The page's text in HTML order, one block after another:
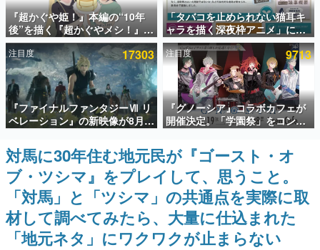
アプリセール情報
インタビュー
連載・特集一覧
殿堂入り記事
SNS拡散数が数千以上！ ページビュー数万以上！ などな
ど。多くの人々に読まれた、電ファミ渾身の“殿堂入り”記
事をまとめました。
ゲームの企画書
名作ゲームクリエイターの方々に製作時のエピソードをお
聞きし、ヒットする企画（ゲーム）とは何か？を探ってい
きます。
赫本
この物語を解いてはいけない。『赫本』は、〈試験問題〉
の形をした短編ホラー小説集です。
『超かぐや姫！』本編の“10年
後”を描く『超かぐやメシ！』
Web連載決定。新たなWebマン
ガレーベル「ビビビコミック」
にて特別話が掲載スタート、あ
のお話には…まだ続きがある！
「タバコを止められない猫耳キ
ャラを描く深夜枠アニメ」に視
聴者の一部から批判意見。違法
薬物の使用と思しき描写も含め
て、BPOが議論を交わす
注目度 17303
『ファイナルファンタジーⅦ リ
ベレーション』の新映像が8月
26日早朝に公開へ。『FF7』リ
メイクシリーズの完結編、
「gamescom」のオープニング
ナイトライブにてディレクター
の浜口直樹氏が登壇する予定
注目度 9713
『グノーシア』コラボカフェが
開催決定。「学園祭」をコンセ
プトに、模擬店やセツやSQ、ラ
キオたちが学祭バンドを楽しむ
様子を切り取った新グッズが展
開
対馬に30年住む地元民が『ゴースト・オ
ブ・ツシマ』をプレイして、思うこと。
「対馬」と「ツシマ」の共通点を実際に取
材して調べてみたら、大量に仕込まれた
「地元ネタ」にワクワクが止まらない